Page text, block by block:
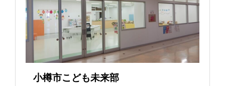
小樽市こども未来部